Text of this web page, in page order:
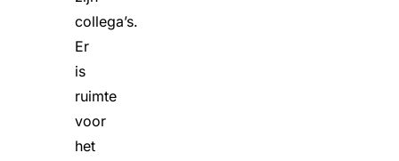
collega’s.
Er
is
ruimte
voor
het